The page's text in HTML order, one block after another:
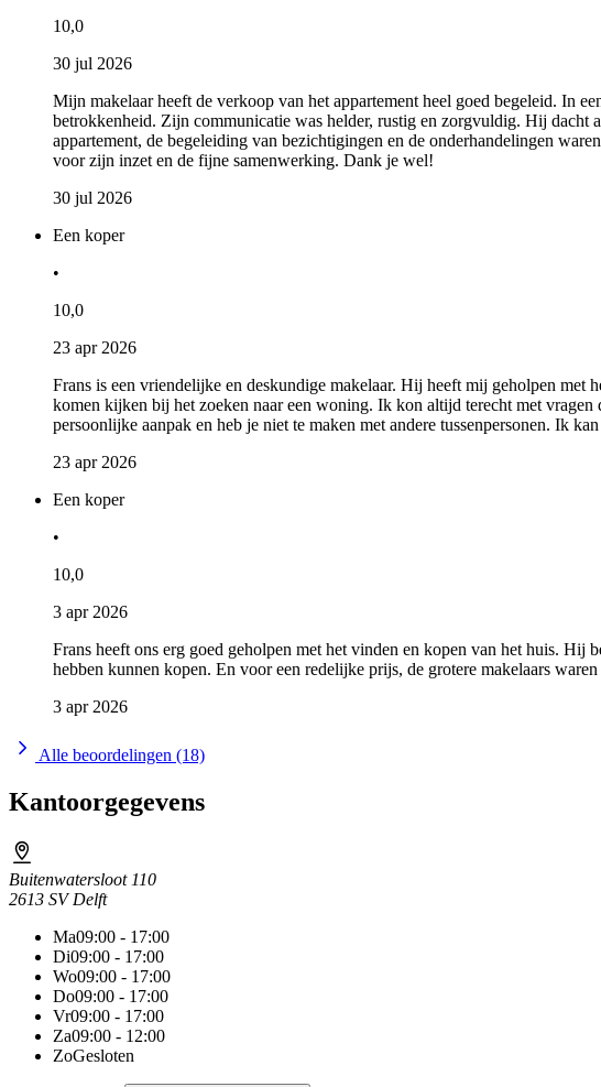
10,0
30 jul 2026
Mijn makelaar heeft de verkoop van het appartement heel goed begeleid. In
betrokkenheid. Zijn communicatie was helder, rustig en zorgvuldig. Hij dacht
appartement, de begeleiding van bezichtigingen en de onderhandelingen
voor zijn inzet en de fijne samenwerking. Dank je wel!
30 jul 2026
Een koper
•
10,0
23 apr 2026
Frans is een vriendelijke en deskundige makelaar. Hij heeft mij geholpen met
komen kijken bij het zoeken naar een woning. Ik kon altijd terecht met
persoonlijke aanpak en heb je niet te maken met andere tussenpersonen. Ik
23 apr 2026
Een koper
•
10,0
3 apr 2026
Frans heeft ons erg goed geholpen met het vinden en kopen van het huis.
hebben kunnen kopen. En voor een redelijke prijs, de grotere makelaars
3 apr 2026
Alle beoordelingen (18)
Kantoorgegevens
Buitenwatersloot 110
2613 SV Delft
Ma09:00 - 17:00
Di09:00 - 17:00
Wo09:00 - 17:00
Do09:00 - 17:00
Vr09:00 - 17:00
Za09:00 - 12:00
ZoGesloten